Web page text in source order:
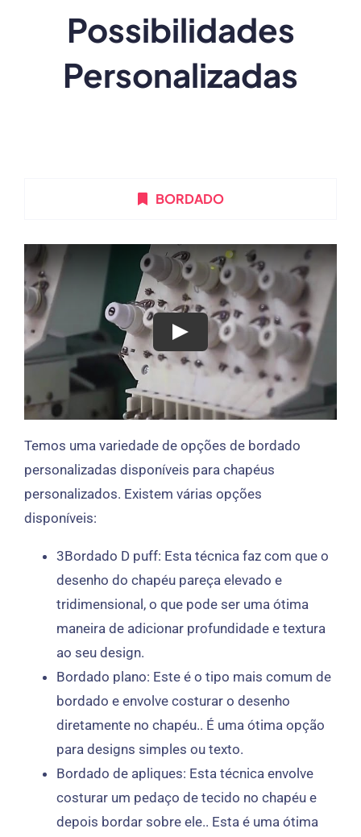
Possibilidades
Personalizadas
BORDADO
Temos uma variedade de opções de bordado
personalizadas disponíveis para chapéus
personalizados. Existem várias opções
disponíveis:
3Bordado D puff: Esta técnica faz com que o
desenho do chapéu pareça elevado e
tridimensional, o que pode ser uma ótima
maneira de adicionar profundidade e textura
ao seu design.
Bordado plano: Este é o tipo mais comum de
bordado e envolve costurar o desenho
diretamente no chapéu.. É uma ótima opção
para designs simples ou texto.
Bordado de apliques: Esta técnica envolve
costurar um pedaço de tecido no chapéu e
depois bordar sobre ele.. Esta é uma ótima